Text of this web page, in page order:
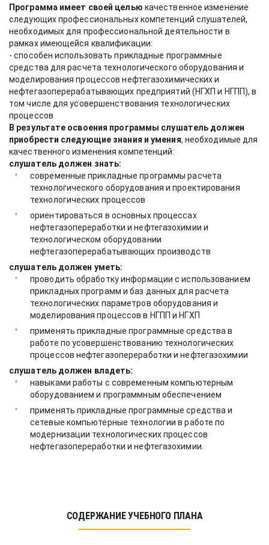
Программа имеет своей целью качественное изменение
следующих профессиональных компетенций слушателей,
необходимых для профессиональной деятельности в
рамках имеющейся квалификации:
- способен использовать прикладные программные
средства для расчета технологического оборудования и
моделирования процессов нефтегазохимических и
нефтегазоперерабатывающих предприятий (НГХП и НГПП), в
том числе для усовершенствования технологических
процессов
В результате освоения программы слушатель должен
приобрести следующие знания и умения, необходимые для
качественного изменения компетенций:
слушатель должен знать:
современные прикладные программы расчета
технологического оборудования и проектирования
технологических процессов
ориентироваться в основных процессах
нефтегазопереработки и нефтегазохимии и
технологическом оборудовании
нефтегазоперерабатывающих производств
слушатель должен уметь:
проводить обработку информации с использованием
прикладных программ и баз данных для расчета
технологических параметров оборудования и
моделирования процессов в НГПП и НГХП
применять прикладные программные средства в
работе по усовершенствованию технологических
процессов нефтегазопереработки и нефтегазохимии
слушатель должен владеть:
навыками работы с современным компьютерным
оборудованием и программным обеспечением
применять прикладные программные средства и
сетевые компьютерные технологии в работе по
модернизации технологических процессов
нефтегазопереработки и нефтегазохимии.
СОДЕРЖАНИЕ УЧЕБНОГО ПЛАНА